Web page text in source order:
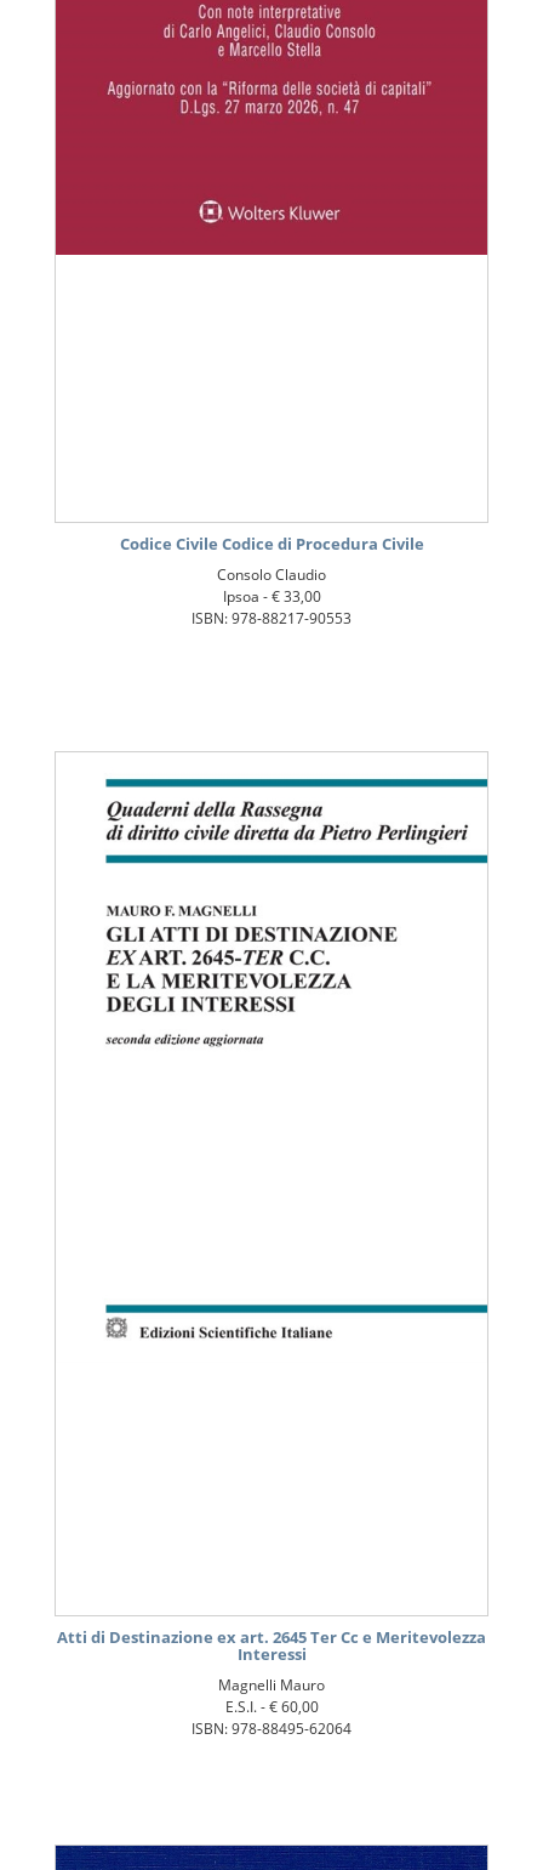
Codice Civile Codice di Procedura Civile
Consolo Claudio
Ipsoa -€ 33,00
ISBN: 978-88217-90553
Atti di Destinazione ex art. 2645 Ter Cc e Meritevolezza
Interessi
Magnelli Mauro
E.S.I. -€ 60,00
ISBN: 978-88495-62064